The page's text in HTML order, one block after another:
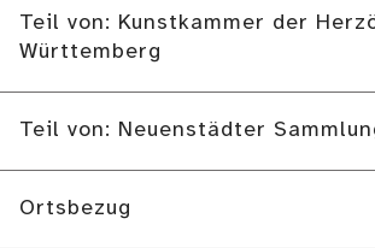
Teil von: Kunstkammer der
Württemberg
Teil von: Neuenstädter
Ortsbezug